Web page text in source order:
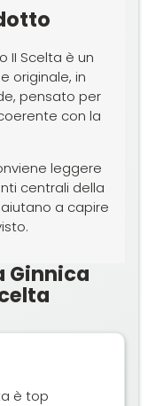
II Scelta è un
originale, in
pensato per
con la
leggere
centrali della
a capire
Ginnica
è top